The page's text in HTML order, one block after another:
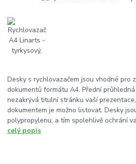
Desky s rychlovazačem jsou vhodné pro
dokumentů formátu A4. Přední
nezakrývá titulní stránku vaší
dokumentem je možno listovat. Desky
polypropylenu, a tím spolehlivě ochrání
celý popis